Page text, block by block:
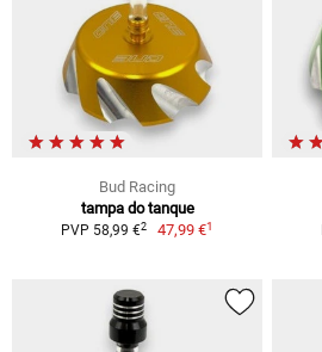
Bud Racing
tampa do tanque
PVP 58,99 €2 47,99 €1